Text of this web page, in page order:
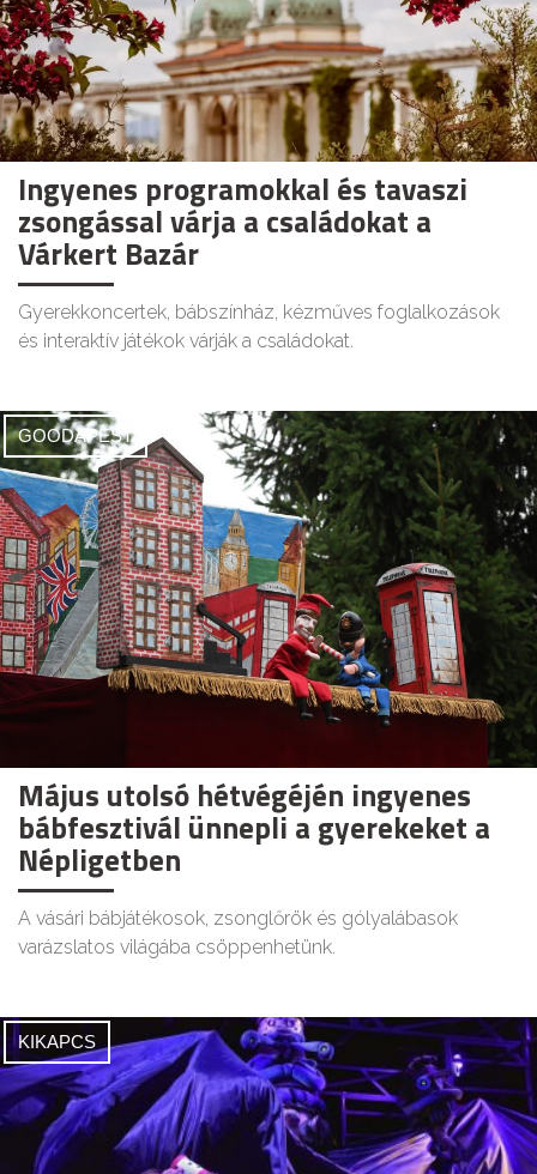
Ingyenes programokkal és tavaszi
zsongással várja a családokat a
Várkert Bazár
Gyerekkoncertek, bábszínház, kézműves foglalkozások
és interaktív játékok várják a családokat.
GOODAPEST
Május utolsó hétvégéjén ingyenes
bábfesztivál ünnepli a gyerekeket a
Népligetben
A vásári bábjátékosok, zsonglőrök és gólyalábasok
varázslatos világába csöppenhetünk.
KIKAPCS